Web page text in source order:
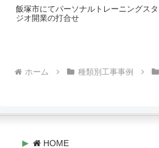
飯塚市にてパーソナルトレーニングスタ
ジオ開業の打合せ
ホーム 種類別工事事例
HOME